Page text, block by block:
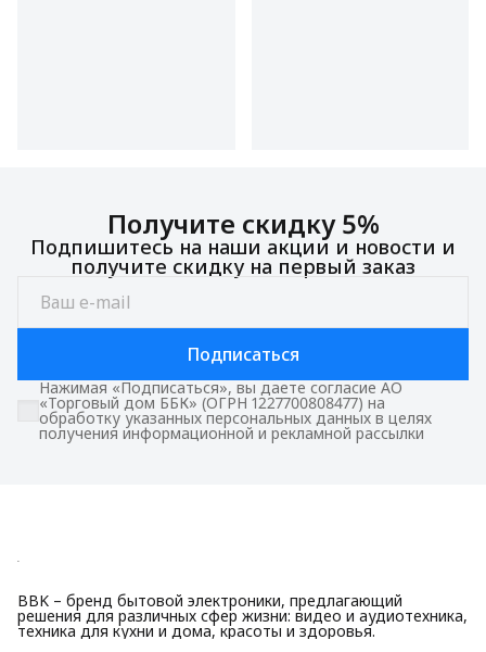
Получите скидку 5%
Подпишитесь на наши акции и новости и
получите скидку на первый заказ
Подписаться
Нажимая «Подписаться», вы даете согласие АО
«Торговый дом ББК» (ОГРН 1227700808477) на
обработку указанных персональных данных в целях
получения информационной и рекламной рассылки
BBK – бренд бытовой электроники, предлагающий
решения для различных сфер жизни: видео и аудиотехника,
техника для кухни и дома, красоты и здоровья.